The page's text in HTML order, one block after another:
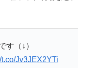
す（↓）
t.co/Jv3JEX2YTi